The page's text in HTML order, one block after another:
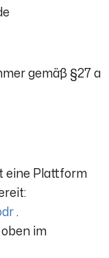
gemäß §27 a
eine Plattform
.
im